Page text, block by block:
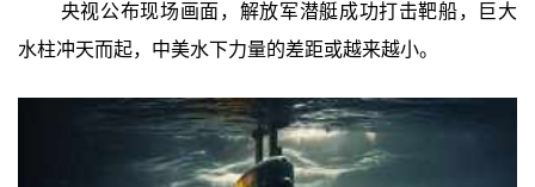
央视公布现场画面，解放军潜艇成功打击靶船，巨大
水柱冲天而起，中美水下力量的差距或越来越小。